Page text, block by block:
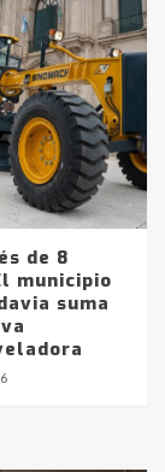
de 8
municipio
suma